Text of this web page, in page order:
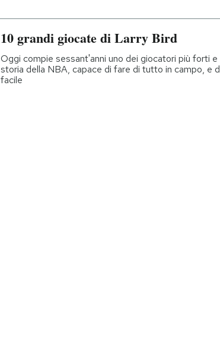
10 grandi giocate di Larry Bird
Oggi compie sessant'anni uno dei giocatori più forti
storia della NBA, capace di fare di tutto in campo, e
facile